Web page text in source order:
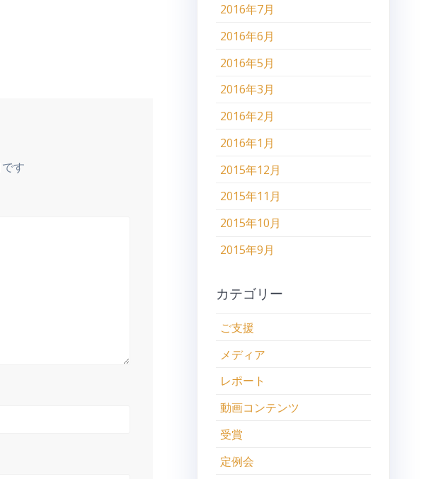
す
2016年7月
2016年6月
2016年5月
2016年3月
2016年2月
2016年1月
2015年12月
2015年11月
2015年10月
2015年9月
カテゴリー
ご支援
メディア
レポート
動画コンテンツ
受賞
定例会